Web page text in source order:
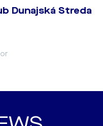
Dunajská Streda